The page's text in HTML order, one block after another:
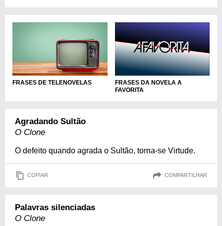
FRASES DE TELENOVELAS
FRASES DA NOVELA A
FAVORITA
Agradando Sultão
O Clone
O defeito quando agrada o Sultão, torna-se Virtude.
COPIAR COMPARTILHAR
Palavras silenciadas
O Clone